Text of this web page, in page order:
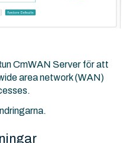
CmWAN Server för att
area network (WAN)